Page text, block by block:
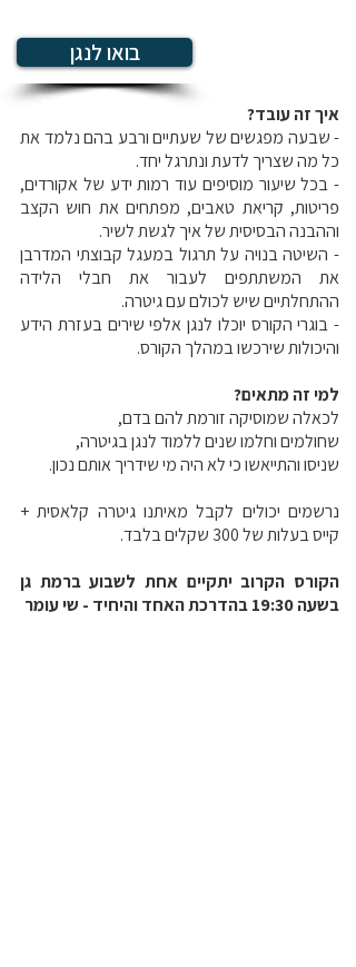
בואו לנגן
איך זה עובד?
- שבעה מפגשים של שעתיים ורבע בהם נלמד את
כל מה שצריך לדעת ונתרגל יחד.
- בכל שיעור מוסיפים עוד רמות ידע של אקורדים,
פריטות, קריאת טאבים, מפתחים את חוש הקצב
וההבנה הבסיסית של איך לגשת לשיר.
- השיטה בנויה על תרגול במעגל קבוצתי המדרבן
את המשתתפים לעבור את חבלי הלידה
ההתחלתיים שיש לכולם עם גיטרה.
- בוגרי הקורס יוכלו לנגן אלפי שירים בעזרת הידע
והיכולות שירכשו במהלך הקורס.
למי זה מתאים?
לכאלה שמוסיקה זורמת להם בדם,
שחולמים וחלמו שנים ללמוד לנגן בגיטרה,
שניסו והתייאשו כי לא היה מי שידריך אותם נכון.
נרשמים יכולים לקבל מאיתנו גיטרה קלאסית +
קייס בעלות של 300 שקלים בלבד.
הקורס הקרוב יתקיים אחת לשבוע ברמת גן
בשעה 19:30 בהדרכת האחד והיחיד - שי עומר